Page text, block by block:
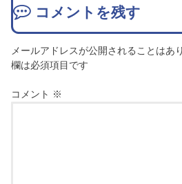
コメントを残す
メールアドレスが公開されることはあ
欄は必須項目です
コメント ※